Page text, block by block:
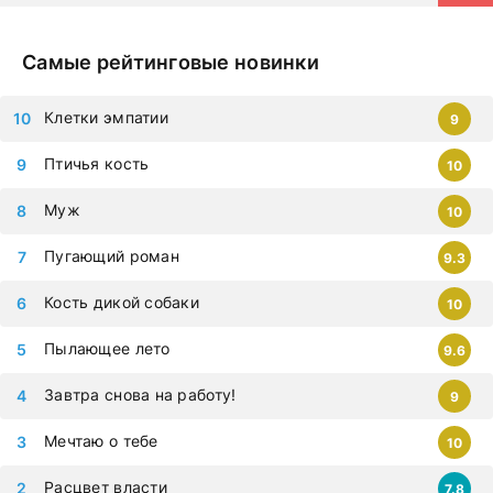
Самые рейтинговые новинки
Расцвет власти 7.8
Мечтаю о тебе 10
Завтра снова на работу! 9
Пылающее лето 9.6
Кость дикой собаки 10
Пугающий роман 9.3
Муж 10
Птичья кость 10
Клетки эмпатии 9